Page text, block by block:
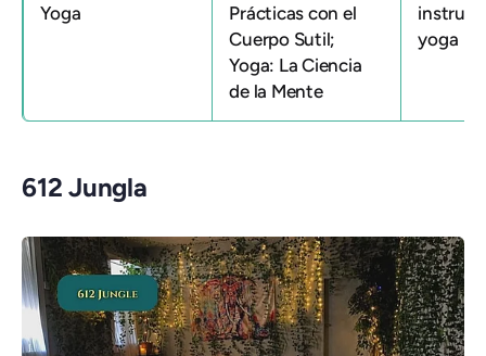
Yoga
Prácticas con el
Cuerpo Sutil;
Yoga: La Ciencia
de la Mente
yoga
612 Jungla